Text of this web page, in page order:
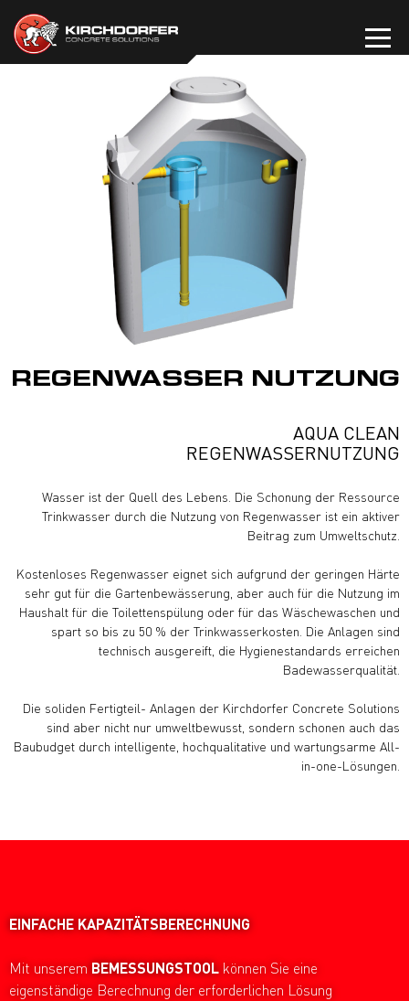
Inhalt
springen
REGENWASSER NUTZUNG
AQUA CLEAN
REGENWASSERNUTZUNG
Wasser ist der Quell des Lebens. Die Schonung der Ressource
Trinkwasser durch die Nutzung von Regenwasser ist ein aktiver
Beitrag zum Umweltschutz.
Kostenloses Regenwasser eignet sich aufgrund der geringen Härte
sehr gut für die Gartenbewässerung, aber auch für die Nutzung im
Haushalt für die Toilettenspülung oder für das Wäschewaschen und
spart so bis zu 50 % der Trinkwasserkosten. Die Anlagen sind
technisch ausgereift, die Hygienestandards erreichen
Badewasserqualität.
Die soliden Fertigteil- Anlagen der Kirchdorfer Concrete Solutions
sind aber nicht nur umweltbewusst, sondern schonen auch das
Baubudget durch intelligente, hochqualitative und wartungsarme All-
in-one-Lösungen.
EINFACHEKAPAZITÄTSBERECHNUNG
Mit unseremBEMESSUNGSTOOL können Sie eine
eigenständige Berechnung der erforderlichen Lösung